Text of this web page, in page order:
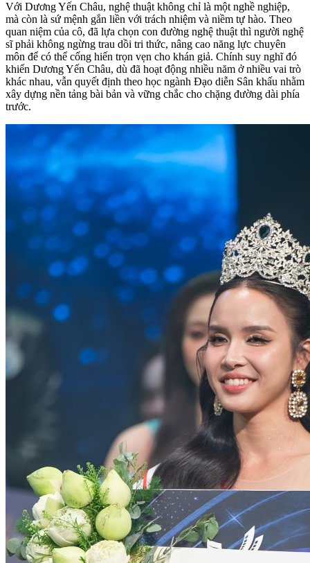
Với Dương Yến Châu, nghệ thuật không chỉ là một nghề nghiệp,
mà còn là sứ mệnh gắn liền với trách nhiệm và niềm tự hào. Theo
quan niệm của cô, đã lựa chọn con đường nghệ thuật thì người nghệ
sĩ phải không ngừng trau dồi tri thức, nâng cao năng lực chuyên
môn để có thể cống hiến trọn vẹn cho khán giả. Chính suy nghĩ đó
khiến Dương Yến Châu, dù đã hoạt động nhiều năm ở nhiều vai trò
khác nhau, vẫn quyết định theo học ngành Đạo diễn Sân khấu nhằm
xây dựng nền tảng bài bản và vững chắc cho chặng đường dài phía
trước.